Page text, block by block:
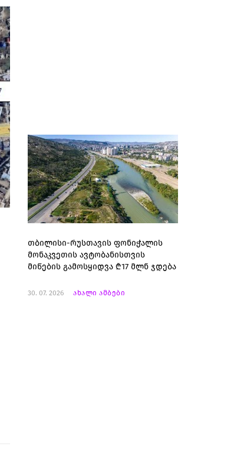
თბილისი-რუსთავის ფონიჭალის
მონაკვეთის ავტობანისთვის
მიწების გამოსყიდვა ₾17 მლნ ჯდება
30. 07. 2026 ახალი ამბები